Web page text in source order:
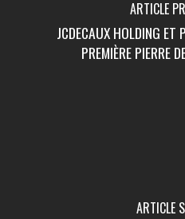
ARTICLE
JCDECAUX HOLDING ET
PREMIÈRE PIERRE
ARTICLE